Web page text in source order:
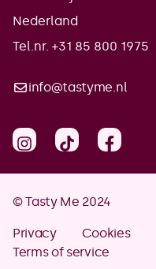
Nederland
Tel.nr. +31 85 800 1975
info@tastyme.nl
© Tasty Me 2024
Privacy Cookies
Terms of service